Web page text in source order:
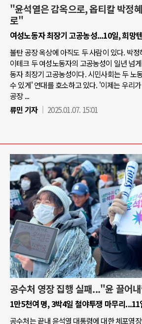
"윤석열은 감옥으로, 옵티칼 박정
로"
여성노동자 최장기 고공농성...10일, 희망
불탄 공장 옥상에 아직도 두 사람이 있다. 박
이테크 두 여성노동자의 고공농성이 일년 넘
동자 최장기 고공농성이다. 시민사회는 두 노
수 있게' 연대를 호소하고 있다. '이제는 우리
공장 ...
류민 기자
2025.01.07. 15:01
공수처 영장 집행 실패..."윤 끌어
1만5천여 명, 3박4일 철야투쟁 마무리
공수처는 끝내 윤석열 대통령에 대한 체포영